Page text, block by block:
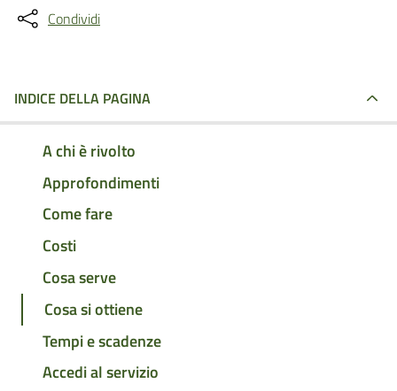
Condividi
INDICE DELLA PAGINA
A chi è rivolto
Approfondimenti
Come fare
Costi
Cosa serve
Cosa si ottiene
Tempi e scadenze
Accedi al servizio